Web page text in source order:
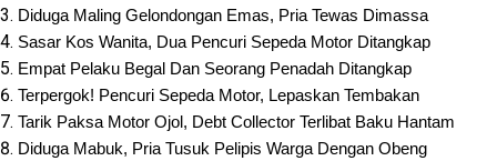
Diduga Maling Gelondongan Emas, Pria Tewas Dimassa
Sasar Kos Wanita, Dua Pencuri Sepeda Motor Ditangkap
Empat Pelaku Begal Dan Seorang Penadah Ditangkap
Terpergok! Pencuri Sepeda Motor, Lepaskan Tembakan
Tarik Paksa Motor Ojol, Debt Collector Terlibat Baku Hantam
Diduga Mabuk, Pria Tusuk Pelipis Warga Dengan Obeng